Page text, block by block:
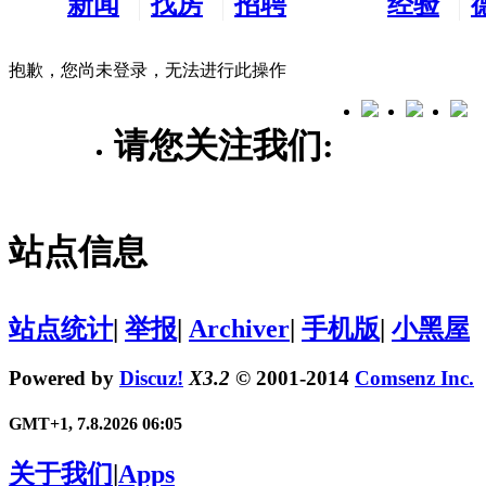
抱歉，您尚未登录，无法进行此操作
请您关注我们:
站点信息
站点统计| 举报| Archiver| 手机版| 小黑屋
Powered by Discuz! X3.2 © 2001-2014 Comsenz Inc.
GMT+1, 7.8.2026 06:05
关于我们|Apps